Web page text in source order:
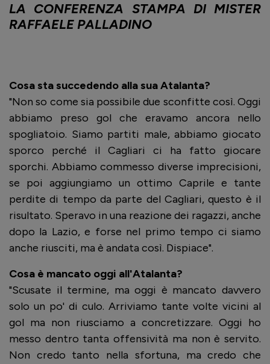
LA CONFERENZA STAMPA DI MISTER
RAFFAELE PALLADINO
Cosa sta succedendo alla sua Atalanta?
"Non so come sia possibile due sconfitte così. Oggi
abbiamo preso gol che eravamo ancora nello
spogliatoio. Siamo partiti male, abbiamo giocato
sporco perché il Cagliari ci ha fatto giocare
sporchi. Abbiamo commesso diverse imprecisioni,
se poi aggiungiamo un ottimo Caprile e tante
perdite di tempo da parte del Cagliari, questo è il
risultato. Speravo in una reazione dei ragazzi, anche
dopo la Lazio, e forse nel primo tempo ci siamo
anche riusciti, ma è andata così. Dispiace".
Cosa è mancato oggi all'Atalanta?
"Scusate il termine, ma oggi è mancato davvero
solo un po' di culo. Arriviamo tante volte vicini al
gol ma non riusciamo a concretizzare. Oggi ho
messo dentro tanta offensività ma non è servito.
Non credo tanto nella sfortuna, ma credo che